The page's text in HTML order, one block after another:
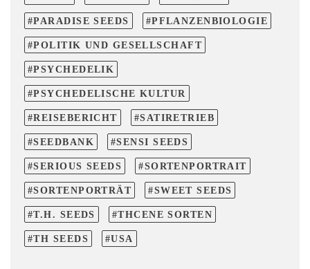
PARADISE SEEDS PFLANZENBIOLOGIE
POLITIK UND GESELLSCHAFT
PSYCHEDELIK
PSYCHEDELISCHE KULTUR
REISEBERICHT SATIRETRIEB
SEEDBANK SENSI SEEDS
SERIOUS SEEDS SORTENPORTRAIT
SORTENPORTRÄT SWEET SEEDS
T.H. SEEDS THCENE SORTEN
TH SEEDS USA